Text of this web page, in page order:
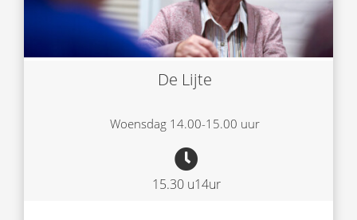
De Lijte
Woensdag 14.00-15.00 uur
15.30 u14ur